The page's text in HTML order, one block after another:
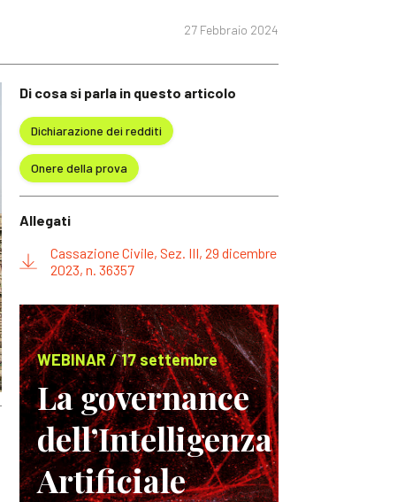
27 Febbraio 2024
Di cosa si parla in questo articolo
Dichiarazione dei redditi
Onere della prova
Allegati
Cassazione Civile, Sez. III, 29 dicembre
2023, n. 36357
WEBINAR / 17 settembre
La governance
dell’Intelligenza
Artificiale